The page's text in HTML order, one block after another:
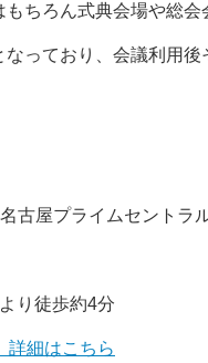
ちろん式典会場や総会
っており、会議利用後
古屋プライムセントラ
り徒歩約4分
細はこちら